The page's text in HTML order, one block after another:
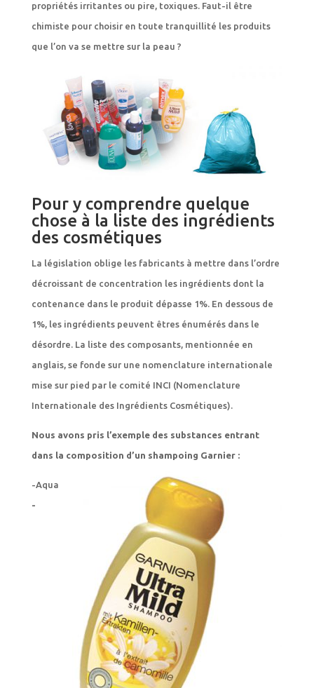
propriétés irritantes ou pire, toxiques. Faut-il être
chimiste pour choisir en toute tranquillité les produits
que l’on va se mettre sur la peau ?
Pour y comprendre quelque
chose à la liste des ingrédients
des cosmétiques
La législation oblige les fabricants à mettre dans l’ordre
décroissant de concentration les ingrédients dont la
contenance dans le produit dépasse 1%. En dessous de
1%, les ingrédients peuvent êtres énumérés dans le
désordre. La liste des composants, mentionnée en
anglais, se fonde sur une nomenclature internationale
mise sur pied par le comité INCI (Nomenclature
Internationale des Ingrédients Cosmétiques).
Nous avons pris l’exemple des substances entrant
dans la composition d’un shampoing Garnier :
-Aqua
-